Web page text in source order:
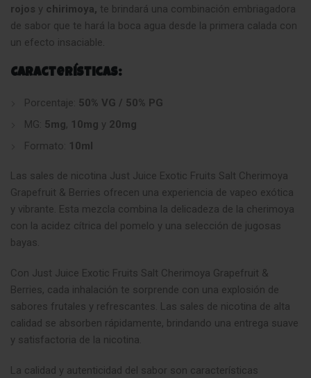
rojos y chirimoya, te brindará una combinación embriagadora
de sabor que te hará la boca agua desde la primera calada con
un efecto insaciable.
Características:
Porcentaje: 50% VG / 50% PG
MG: 5mg, 10mg y 20mg
Formato: 10ml
Las sales de nicotina Just Juice Exotic Fruits Salt Cherimoya
Grapefruit & Berries ofrecen una experiencia de vapeo exótica
y vibrante. Esta mezcla combina la delicadeza de la cherimoya
con la acidez cítrica del pomelo y una selección de jugosas
bayas.
Con Just Juice Exotic Fruits Salt Cherimoya Grapefruit &
Berries, cada inhalación te sorprende con una explosión de
sabores frutales y refrescantes. Las sales de nicotina de alta
calidad se absorben rápidamente, brindando una entrega suave
y satisfactoria de la nicotina.
La calidad y autenticidad del sabor son características